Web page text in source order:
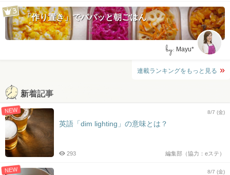
「作り置き」でパパッと朝ごはん
by: Mayu*
連載ランキングをもっと見る
新着記事
NEW 8/7 (金)
英語「dim lighting」の意味とは？
編集部（協力：eステ）
293
NEW 8/7 (金)